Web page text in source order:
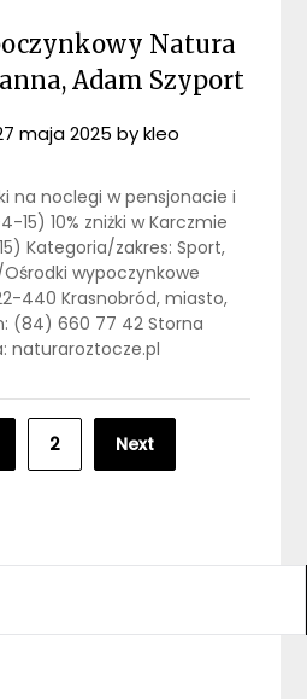
Natura
Adam Szyport
maja 2025 bykleo
na noclegi w pensjonacie i
15) 10% zniżki w Karczmie
Kategoria/zakres: Sport,
wypoczynkowe
440 Krasnobród, miasto,
(84) 660 77 42 Storna
naturaroztocze.pl
2 Next